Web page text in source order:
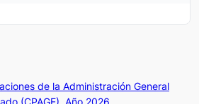
de la Administración General
(CPAGE). Año 2026.